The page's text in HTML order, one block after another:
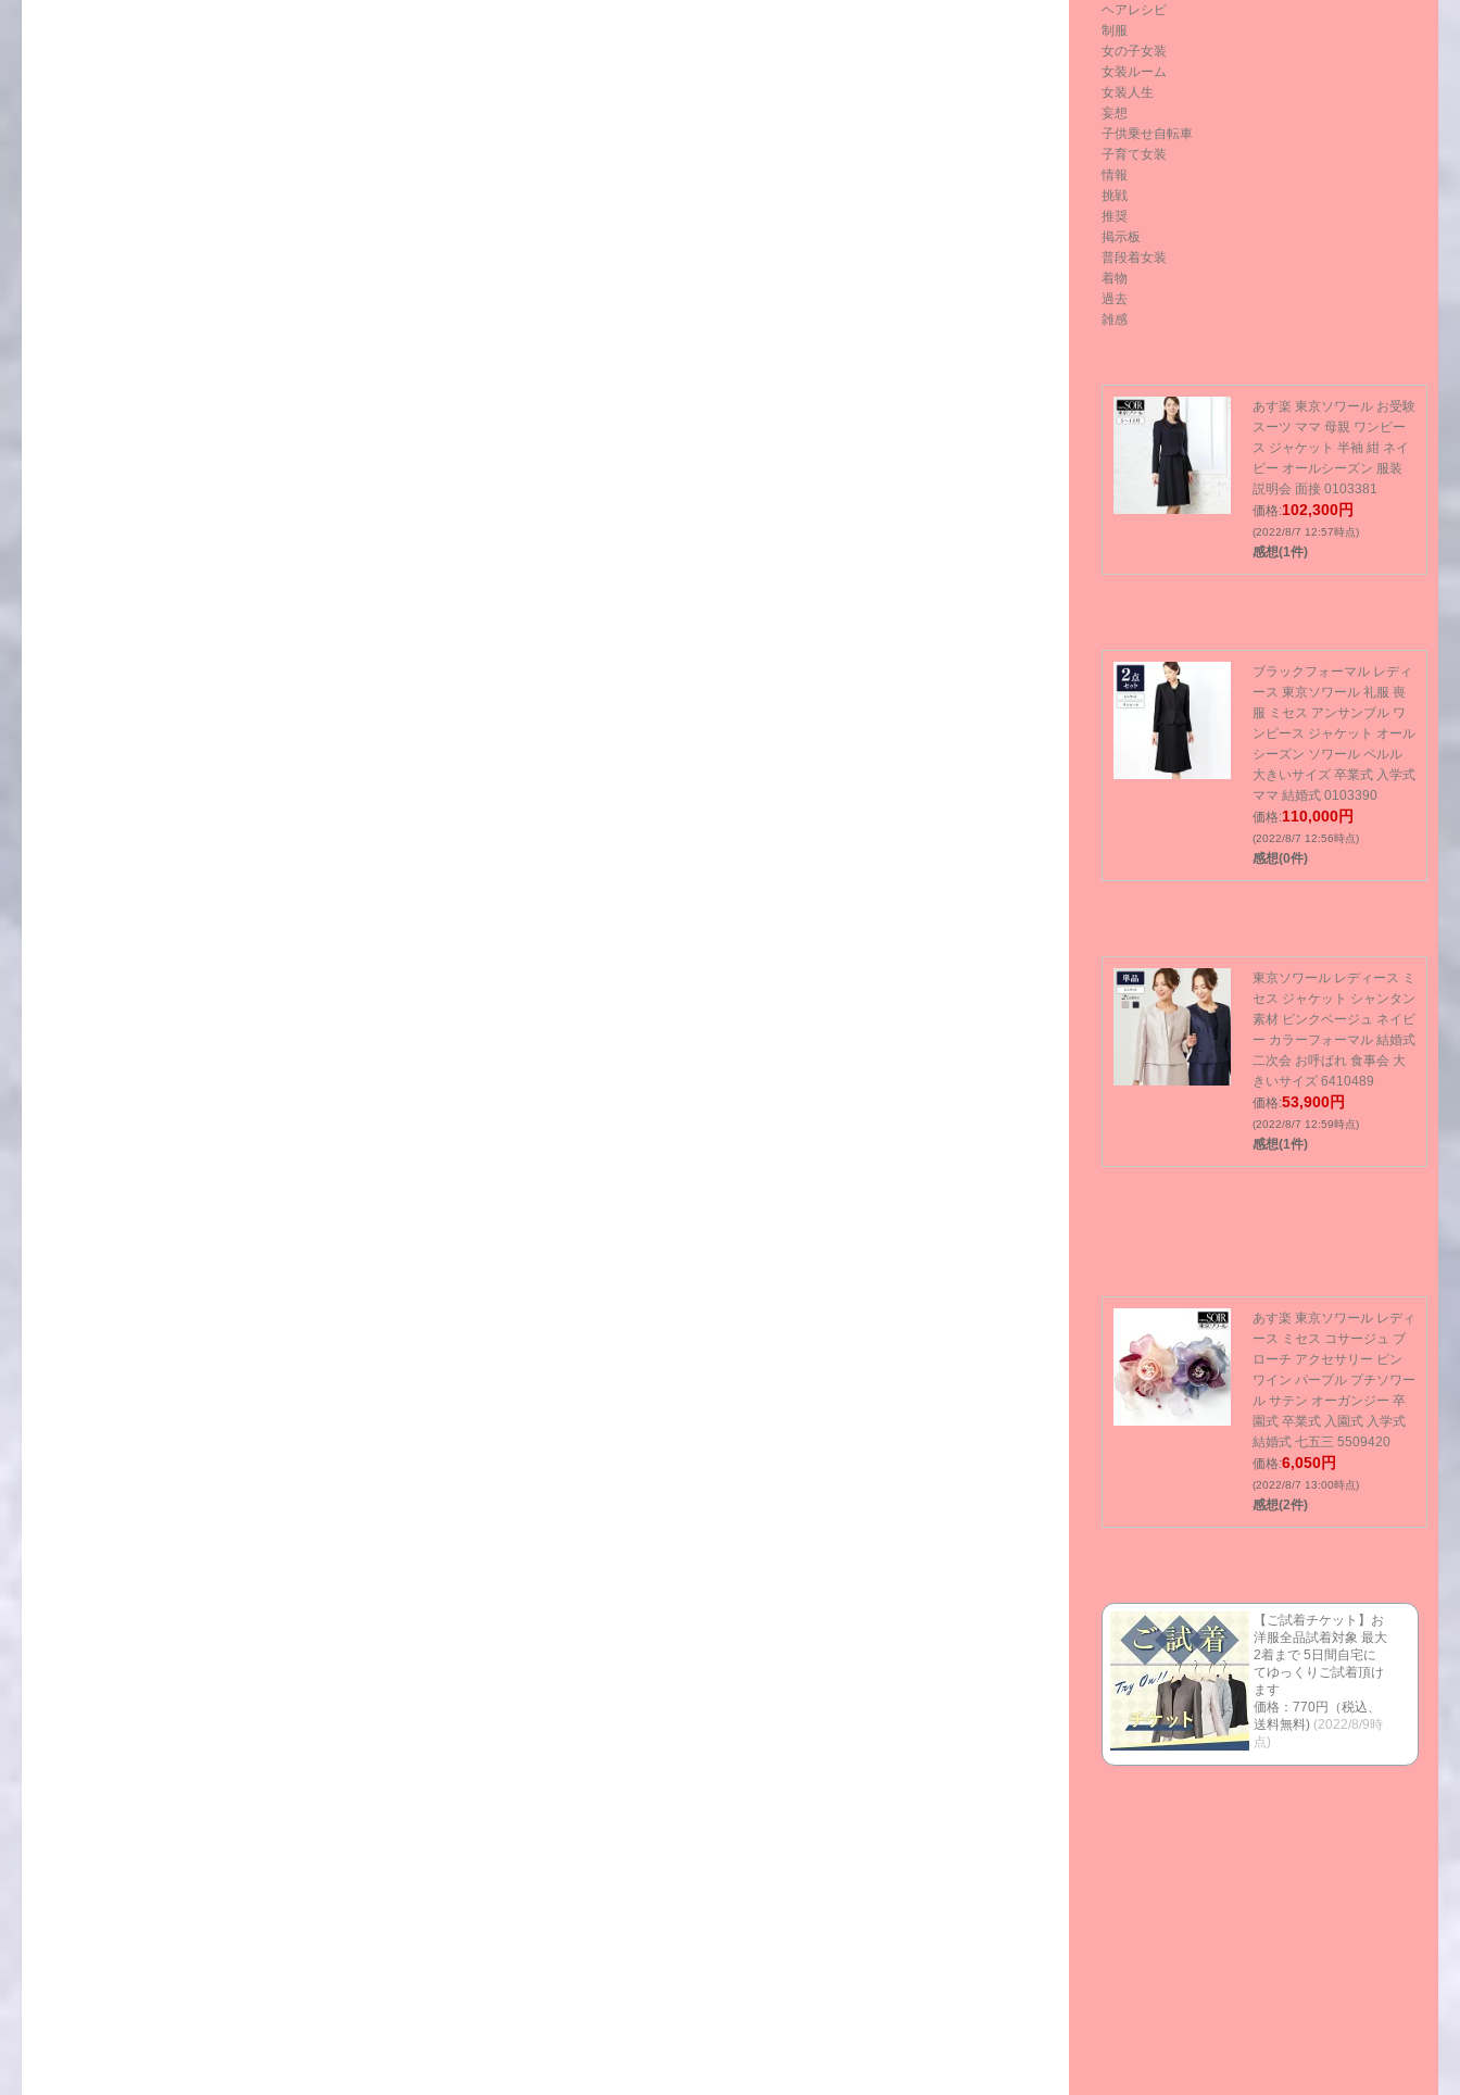
ヘアレシピ
制服
女の子女装
女装ルーム
女装人生
妄想
子供乗せ自転車
子育て女装
情報
挑戦
推奨
掲示板
普段着女装
着物
過去
雑感
あす楽 東京ソワール お受験
スーツ ママ 母親 ワンピー
ス ジャケット 半袖 紺 ネイ
ビー オールシーズン 服装
説明会 面接 0103381
価格:102,300円
(2022/8/7 12:57時点)
感想(1件)
ブラックフォーマル レディ
ース 東京ソワール 礼服 喪
服 ミセス アンサンブル ワ
ンピース ジャケット オール
シーズン ソワール ペルル
大きいサイズ 卒業式 入学式
ママ 結婚式 0103390
価格:110,000円
(2022/8/7 12:56時点)
感想(0件)
東京ソワール レディース ミ
セス ジャケット シャンタン
素材 ピンクベージュ ネイビ
ー カラーフォーマル 結婚式
二次会 お呼ばれ 食事会 大
きいサイズ 6410489
価格:53,900円
(2022/8/7 12:59時点)
感想(1件)
あす楽 東京ソワール レディ
ース ミセス コサージュ ブ
ローチ アクセサリー ピン
ワイン パープル プチソワー
ル サテン オーガンジー 卒
園式 卒業式 入園式 入学式
結婚式 七五三 5509420
価格:6,050円
(2022/8/7 13:00時点)
感想(2件)
【ご試着チケット】お
洋服全品試着対象 最大
2着まで 5日間自宅に
てゆっくりご試着頂け
ます
価格：770円（税込、
送料無料) (2022/8/9時
点)